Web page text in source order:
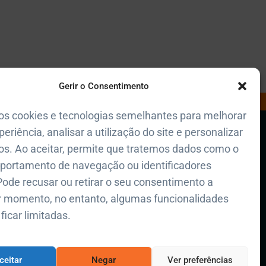
Gerir o Consentimento
cookies e tecnologias semelhantes para melhorar
analisar a utilização do site e personalizar
Ao aceitar, permite que tratemos dados como o
de navegação ou identificadores
recusar ou retirar o seu consentimento a
momento, no entanto, algumas funcionalidades
limitadas.
Negar Ver preferências
Polícia de Seg. Pública
Polícia Municipal de Lisboa
+351 217 225 200
Regimento de Bombeiros Sapadores
+351 914 924 321